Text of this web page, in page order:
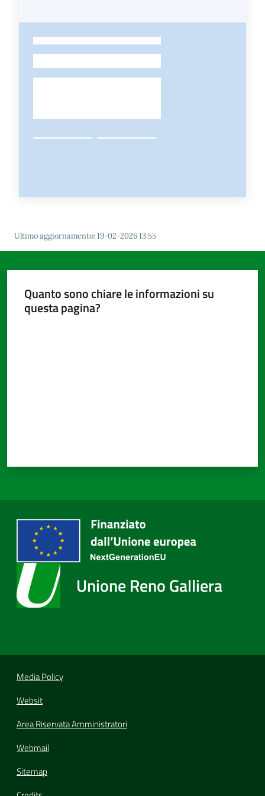
-
Ultimo aggiornamento:19-02-2026 13:55
Quanto sono chiare le informazioni su
questa pagina?
Unione Reno Galliera
Media Policy
Websit
Area Riservata Amministratori
Webmail
Sitemap